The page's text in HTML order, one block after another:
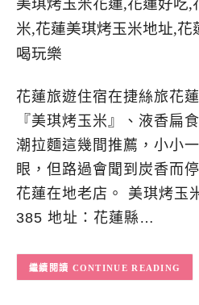
花蓮旅遊住宿在捷絲旅花
『美琪烤玉米』、液香扁
潮拉麵這幾間推薦，小小
眼，但路過會聞到炭香而
花蓮在地老店。 美琪烤玉
385 地址：花蓮縣…
CONTINUE READING